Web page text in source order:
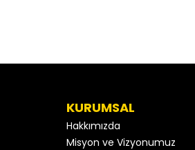
KURUMSAL
Hakkımızda
Misyon ve Vizyonumuz